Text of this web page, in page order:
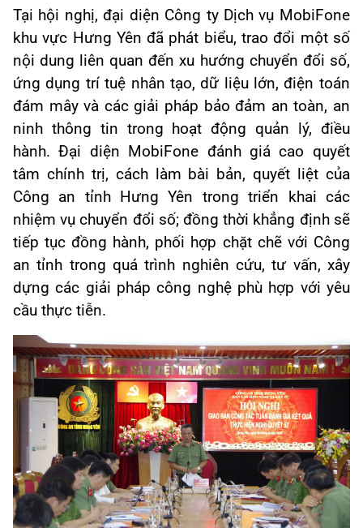
Tại hội nghị, đại diện Công ty Dịch vụ MobiFone
khu vực Hưng Yên đã phát biểu, trao đổi một số
nội dung liên quan đến xu hướng chuyển đổi số,
ứng dụng trí tuệ nhân tạo, dữ liệu lớn, điện toán
đám mây và các giải pháp bảo đảm an toàn, an
ninh thông tin trong hoạt động quản lý, điều
hành. Đại diện MobiFone đánh giá cao quyết
tâm chính trị, cách làm bài bản, quyết liệt của
Công an tỉnh Hưng Yên trong triển khai các
nhiệm vụ chuyển đổi số; đồng thời khẳng định sẽ
tiếp tục đồng hành, phối hợp chặt chẽ với Công
an tỉnh trong quá trình nghiên cứu, tư vấn, xây
dựng các giải pháp công nghệ phù hợp với yêu
cầu thực tiễn.